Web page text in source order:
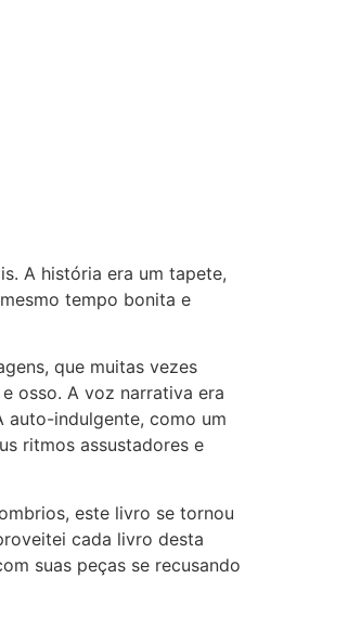
A história era um tapete,
tempo bonita e
que muitas vezes
osso. A voz narrativa era
auto-indulgente, como um
ritmos assustadores e
este livro se tornou
cada livro desta
suas peças se recusando